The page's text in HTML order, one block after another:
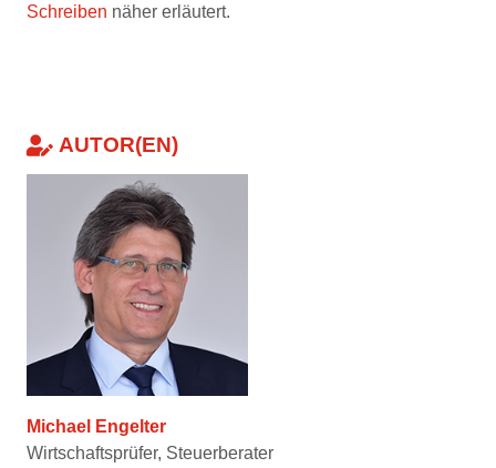
Schreiben näher erläutert.
AUTOR(EN)
Michael Engelter
Wirtschaftsprüfer, Steuerberater